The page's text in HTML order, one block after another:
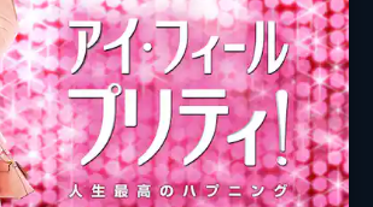
ミレーナ・ヴコティッチ
ルイーザ・デ・サンティス
ファビオ・テスティ
ゲイリー・ウィニック
ホセ・リベーラ